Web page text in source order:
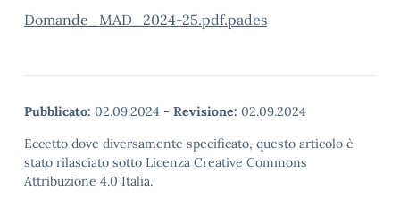
Domande_MAD_2024-25.pdf.pades
Pubblicato: 02.09.2024 - Revisione: 02.09.2024
Eccetto dove diversamente specificato, questo articolo è
stato rilasciato sotto Licenza Creative Commons
Attribuzione 4.0 Italia.